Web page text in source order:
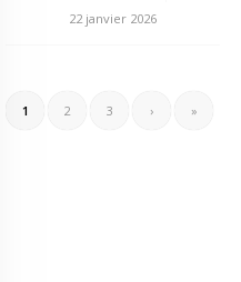
22 janvier 2026
1 2 3 › »